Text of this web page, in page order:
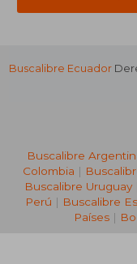
Buscalibre Ecuador
Buscalibre
Colombia |
Buscalibre Uruguay|
Perú | Buscalibre
Países |